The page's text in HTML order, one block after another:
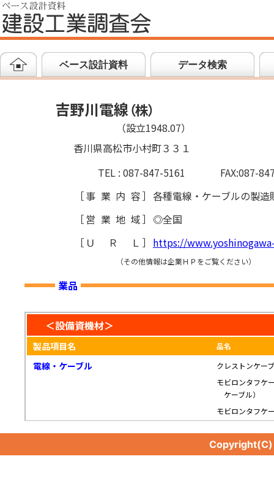
ベース設計資料 データ検索
吉野川電線（株）
（設立1948.07）
香川県高松市小村町３３１
TEL : 087-847-5161
FAX:087-
［事業内容］ 各種電線・ケーブルの製造
［ 営業地域］ ◎全国
［ ＵＲＬ ］ https://
（その他情報は企業ＨＰをご覧ください）
業品
＜設備資機材＞
製品項目名 品名
電線・ケーブル
クレストンケー
モビロンタフケ
ケーブル）
モビロンタフケ